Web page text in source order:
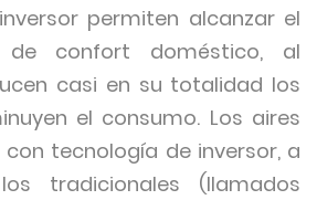
permiten alcanzar el
de confort doméstico, al
casi en su totalidad los
el consumo. Los aires
tecnología de inversor, a
tradicionales (llamados